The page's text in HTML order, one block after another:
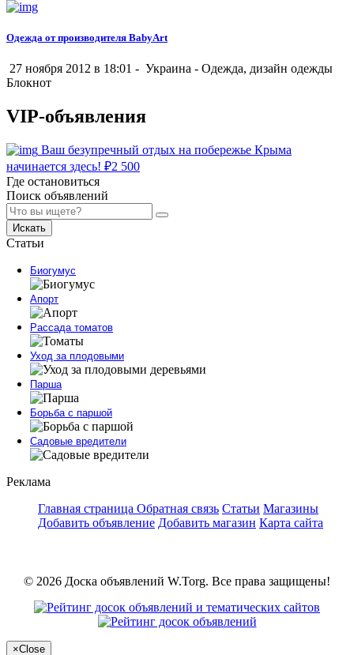
Одежда от производителя BabyArt
27 ноября 2012 в 18:01 - Украина - Одежда, дизайн одежды
Блокнот
VIP-объявления
Ваш безупречный отдых на побережье Крыма
начинается здесь! ₽2 500
Где остановиться
Поиск объявлений
Искать
Статьи
Биогумус
Апорт
Рассада томатов
Уход за плодовыми
Парша
Борьба с паршой
Садовые вредители
Реклама
Главная страница Обратная связь Статьи Магазины
Добавить объявление Добавить магазин Карта сайта
© 2026 Доска объявлений W.Torg. Все права защищены!
×Close